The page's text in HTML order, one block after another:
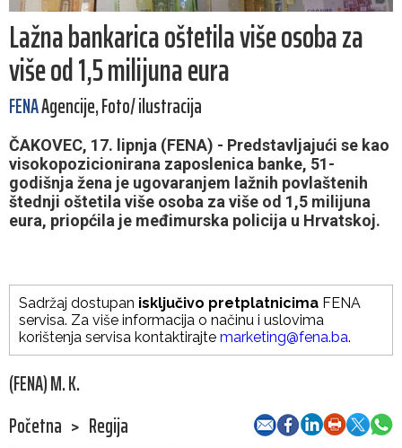
Lažna bankarica oštetila više osoba za
više od 1,5 milijuna eura
FENAAgencije, Foto/ ilustracija
ČAKOVEC, 17. lipnja (FENA) - Predstavljajući se kao
visokopozicionirana zaposlenica banke, 51-
godišnja žena je ugovaranjem lažnih povlaštenih
štednji oštetila više osoba za više od 1,5 milijuna
eura, priopćila je međimurska policija u Hrvatskoj.
Sadržaj dostupan isključivo pretplatnicima FENA
servisa. Za više informacija o načinu i uslovima
korištenja servisa kontaktirajte marketing@fena.ba.
(FENA) M. K.
Početna > Regija